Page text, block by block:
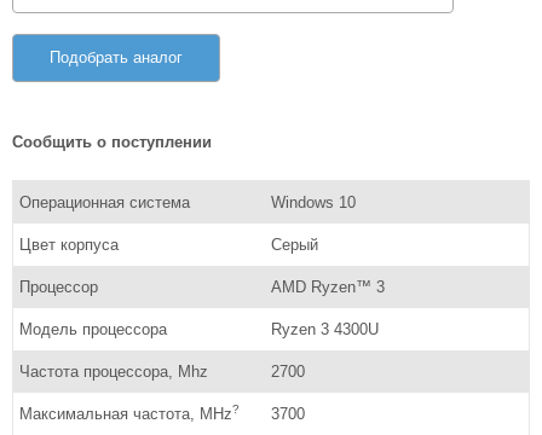
Подобрать аналог
Сообщить о поступлении
Операционная система Windows 10
Цвет корпуса Серый
Процессор AMD Ryzen™ 3
Модель процессора Ryzen 3 4300U
Частота процессора, Mhz 2700
Максимальная частота, MHz? 3700